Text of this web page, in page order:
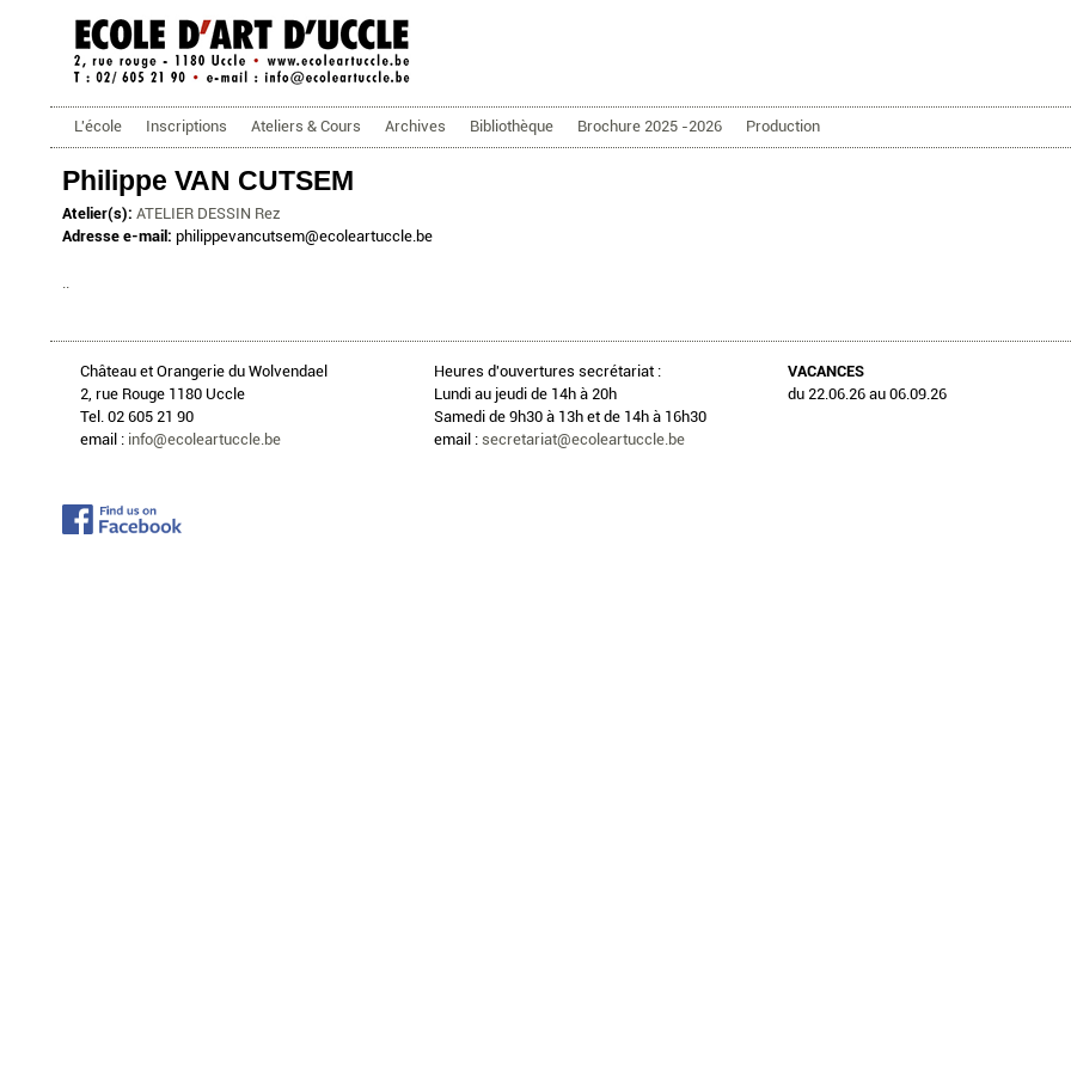
ecoleartuccle.be
Menu principal
L'école Inscriptions Ateliers & Cours Archives Bibliothèque Brochure 2025 -2026 Production
Philippe VAN CUTSEM
Atelier(s): ATELIER DESSIN Rez
Adresse e-mail: philippevancutsem@ecoleartuccle.be
Château et Orangerie du Wolvendael
2, rue Rouge 1180 Uccle
Tel. 02 605 21 90
email : info@ecoleartuccle.be
Heures d'ouvertures secrétariat :
Lundi au jeudi de 14h à 20h
Samedi de 9h30 à 13h et de 14h à 16h30
email : secretariat@ecoleartuccle.be
VACANCES
du 22.06.26 au 06.09.26